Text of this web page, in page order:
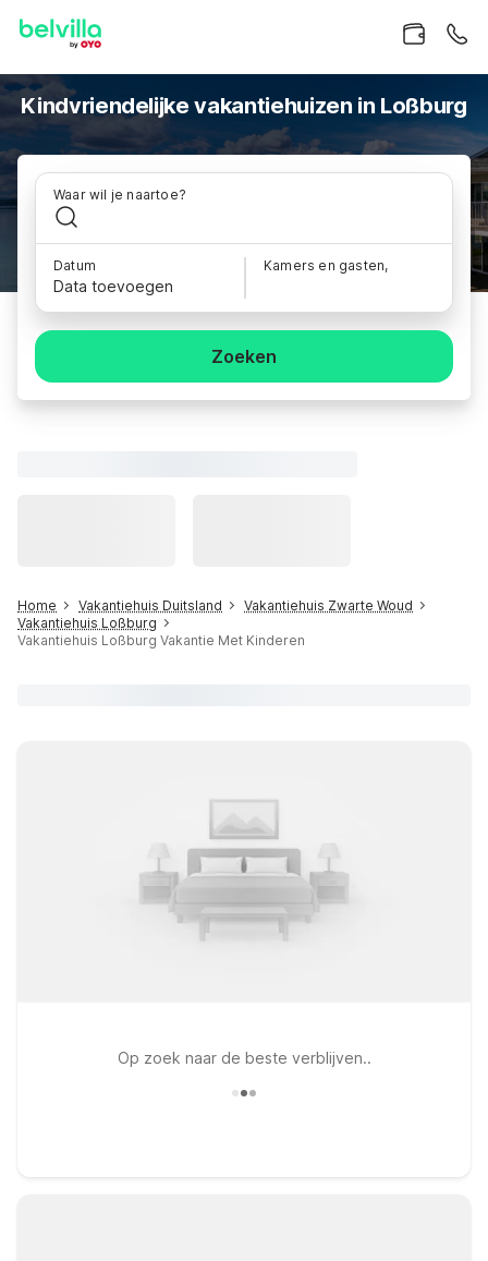
Kindvriendelijke vakantiehuizen in Loßburg
Waar wil je naartoe?
Datum
Data toevoegen
Kamers en gasten,
Zoeken
Home Vakantiehuis Duitsland
Vakantiehuis Zwarte Woud
Vakantiehuis Loßburg
Vakantiehuis Loßburg Vakantie Met Kinderen
Op zoek naar de beste verblijven..